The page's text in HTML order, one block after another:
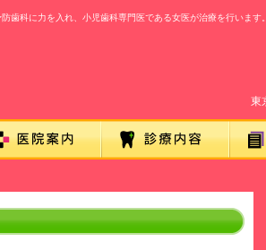
歯科に力を入れ、小児歯科専門医である女医が治療を行います。
東